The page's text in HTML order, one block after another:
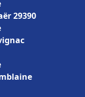
29390